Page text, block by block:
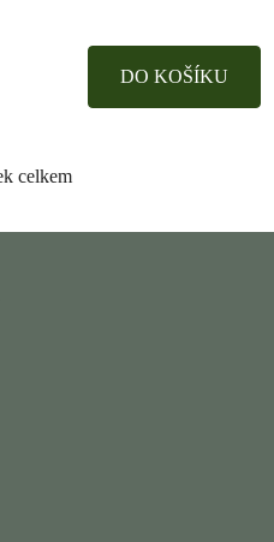
DO KOŠÍKU
O
l
celkem